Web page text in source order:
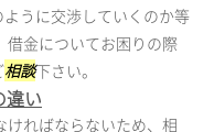
うに交渉していくのか等
借金についてお困りの際
相談下さい。
違い
ければならないため、相